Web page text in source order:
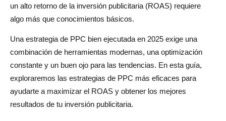
2. Implemente la segmentación de la audiencia para una
segmentación más eficaz
3. Experimente con nuevos formatos de anuncios y
4. Aproveche herramientas como Logome para la
creación de anuncios visuales
un alto retorno de la inversión publicitaria (ROAS) requiere
algo más que conocimientos básicos.
Una estrategia de PPC bien ejecutada en 2025 exige una
combinación de herramientas modernas, una optimización
constante y un buen ojo para las tendencias. En esta guía,
exploraremos las estrategias de PPC más eficaces para
ayudarte a maximizar el ROAS y obtener los mejores
resultados de tu inversión publicitaria.